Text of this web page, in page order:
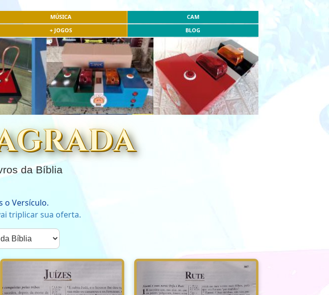
MÚSICA
CAM
+ JOGOS BLOG
da Bíblia
o Versículo.
triplicar sua oferta.